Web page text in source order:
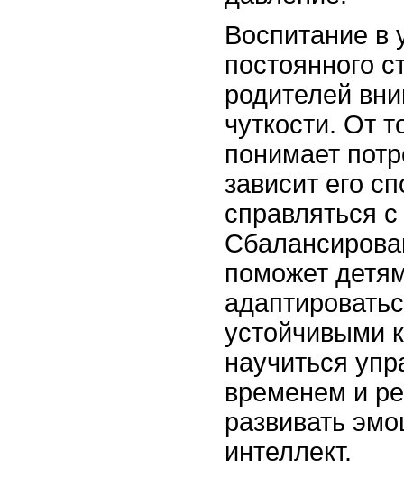
Воспитание в
постоянного
родителей
чуткости. От
понимает
зависит его
справляться
поможет
устойчивыми
научиться
временем и
развивать
интеллект.